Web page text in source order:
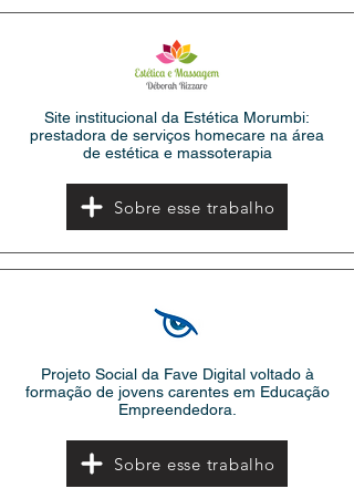
Site institucional da Estética Morumbi:
prestadora de serviços homecare na área
de estética e massoterapia
Sobre esse trabalho
Projeto Social da Fave Digital voltado à
formação de jovens carentes em Educação
Empreendedora.
Sobre esse trabalho